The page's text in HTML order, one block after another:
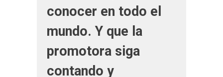
conocer en todo el
mundo. Y que la
promotora siga
contando y